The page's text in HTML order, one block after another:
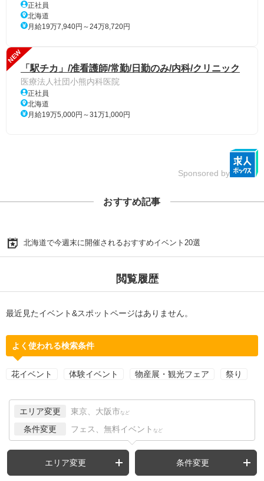
正社員
北海道
月給19万7,940円～24万8,720円
NEW
「駅チカ」/准看護師/常勤/日勤のみ/内科/クリニック
医療法人社団小熊内科医院
正社員
北海道
月給19万5,000円～31万1,000円
Sponsored by
おすすめ記事
北海道で今週末に開催されるおすすめイベント20選
閲覧履歴
最近見たイベント&スポットページはありません。
よく使われる検索条件
花イベント 体験イベント 物産展・観光フェア 祭り
エリア変更 東京、大阪市 など
条件変更 フェス、無料イベント など
エリア変更 条件変更